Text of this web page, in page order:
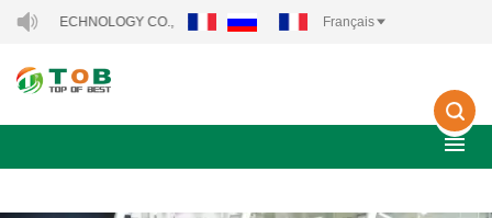
TECHNOLOGY CO., LTD.. Français